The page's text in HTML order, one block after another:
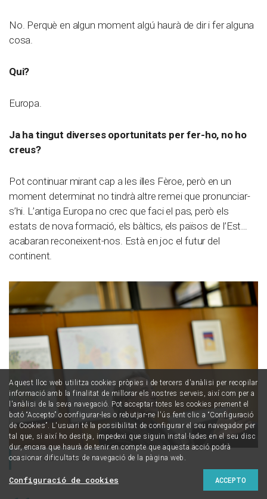
No. Perquè en algun moment algú haurà de dir i fer alguna
cosa.
Qui?
Europa.
Ja ha tingut diverses oportunitats per fer-ho, no ho
creus?
Pot continuar mirant cap a les illes Fèroe, però en un
moment determinat no tindrà altre remei que pronunciar-
s’hi. L’antiga Europa no crec que faci el pas, però els
estats de nova formació, els bàltics, els països de l’Est…
acabaran reconeixent-nos. Està en joc el futur del
continent.
Foto: Ivan Giménez
Aquest lloc web utilitza cookies pròpies i de tercers d'anàlisi per recopilar
informació amb la finalitat de millorar els nostres serveis, així com per a
l'anàlisi de la seva navegació. Pot acceptar totes les cookies prement el
botó “Accepto” o configurar-les o rebutjar-ne l'ús fent clic a “Configuració
de Cookies”. L'usuari té la possibilitat de configurar el seu navegador per
tal que, si així ho desitja, impedexi que siguin instal·lades en el seu disc
dur, encara que haurà de tenir en compte que aquesta acció podrà
ocasionar dificultats de navegació de la pàgina web.
ACCEPTO
Configuració de cookies